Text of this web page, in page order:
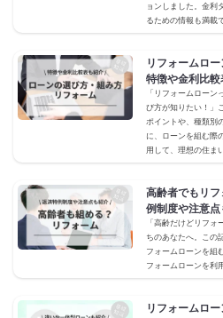
ョンしました。金利
るための情報も満載
リフォームロ
特徴や金利比較
「リフォームローン
び方が知りたい！」
ポイントや、種類別
に、ローンを組む際
用して、理想の住ま
高齢者でもリ
例制度や注意点
「高齢だけどリフォ
ちのあなたへ。この
フォームローンを組
フォームローンを利
リフォームロ